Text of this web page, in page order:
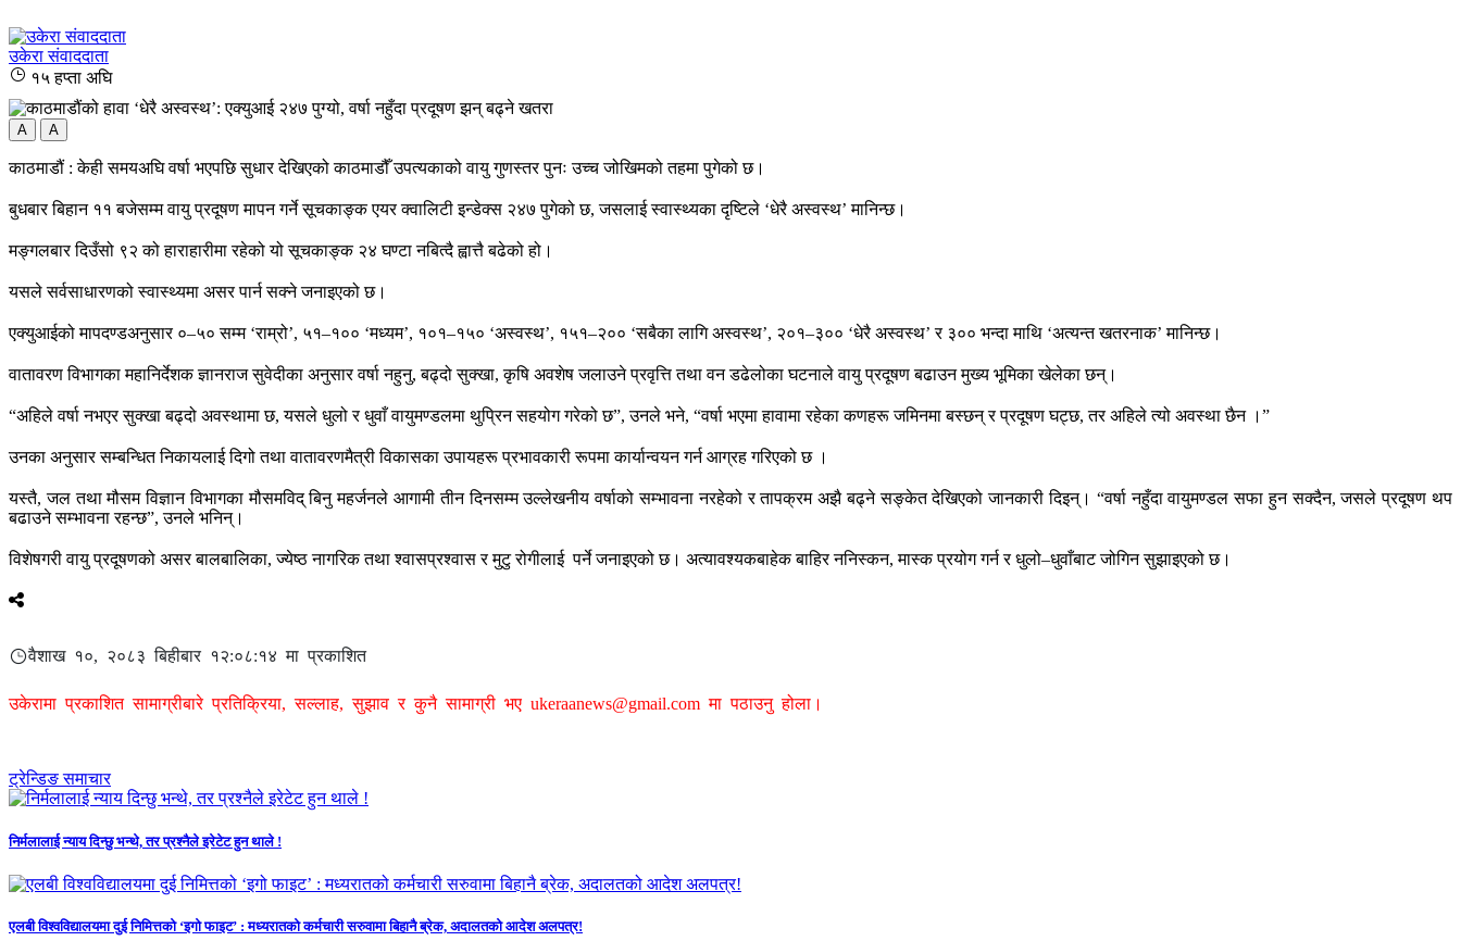
उकेरा संवाददाता
१५ हप्ता अघि
A A
काठमाडौं : केही समयअघि वर्षा भएपछि सुधार देखिएको काठमाडौँ उपत्यकाको वायु गुणस्तर पुनः उच्च जोखिमको तहमा पुगेको छ।
बुधबार बिहान ११ बजेसम्म वायु प्रदूषण मापन गर्ने सूचकाङ्क एयर क्वालिटी इन्डेक्स २४७ पुगेको छ, जसलाई स्वास्थ्यका दृष्टिले ‘धेरै अस्वस्थ’ मानिन्छ।
मङ्गलबार दिउँसो ९२ को हाराहारीमा रहेको यो सूचकाङ्क २४ घण्टा नबित्दै ह्वात्तै बढेको हो।
यसले सर्वसाधारणको स्वास्थ्यमा असर पार्न सक्ने जनाइएको छ।
एक्युआईको मापदण्डअनुसार ०–५० सम्म ‘राम्रो’, ५१–१०० ‘मध्यम’, १०१–१५० ‘अस्वस्थ’, १५१–२०० ‘सबैका लागि अस्वस्थ’, २०१–३०० ‘धेरै अस्वस्थ’ र ३०० भन्दा माथि ‘अत्यन्त खतरनाक’ मानिन्छ।
वातावरण विभागका महानिर्देशक ज्ञानराज सुवेदीका अनुसार वर्षा नहुनु, बढ्दो सुक्खा, कृषि अवशेष जलाउने प्रवृत्ति तथा वन डढेलोका घटनाले वायु प्रदूषण बढाउन मुख्य भूमिका खेलेका छन्।
“अहिले वर्षा नभएर सुक्खा बढ्दो अवस्थामा छ, यसले धुलो र धुवाँ वायुमण्डलमा थुप्रिन सहयोग गरेको छ”, उनले भने, “वर्षा भएमा हावामा रहेका कणहरू जमिनमा बस्छन् र प्रदूषण घट्छ, तर अहिले त्यो अवस्था छैन ।”
उनका अनुसार सम्बन्धित निकायलाई दिगो तथा वातावरणमैत्री विकासका उपायहरू प्रभावकारी रूपमा कार्यान्वयन गर्न आग्रह गरिएको छ ।
यस्तै, जल तथा मौसम विज्ञान विभागका मौसमविद् बिनु महर्जनले आगामी तीन दिनसम्म उल्लेखनीय वर्षाको सम्भावना नरहेको र तापक्रम अझै बढ्ने सङ्केत देखिएको जानकारी दिइन्। “वर्षा नहुँदा वायुमण्डल सफा हुन सक्दैन, जसले प्रदूषण थप
बढाउने सम्भावना रहन्छ”, उनले भनिन्।
विशेषगरी वायु प्रदूषणको असर बालबालिका, ज्येष्ठ नागरिक तथा श्वासप्रश्वास र मुटु रोगीलाई पर्ने जनाइएको छ। अत्यावश्यकबाहेक बाहिर ननिस्कन, मास्क प्रयोग गर्न र धुलो–धुवाँबाट जोगिन सुझाइएको छ।
वैशाख १०, २०८३ बिहीबार १२:०८:१४ मा प्रकाशित
उकेरामा प्रकाशित सामाग्रीबारे प्रतिक्रिया, सल्लाह, सुझाव र कुनै सामाग्री भए ukeraanews@gmail.com मा पठाउनु होला।
ट्रेन्डिङ समाचार
निर्मलालाई न्याय दिन्छु भन्थे, तर प्रश्नैले इरेटेट हुन थाले !
एलबी विश्वविद्यालयमा दुई निमित्तको ‘इगो फाइट’ : मध्यरातको कर्मचारी सरुवामा बिहानै ब्रेक, अदालतको आदेश अलपत्र!